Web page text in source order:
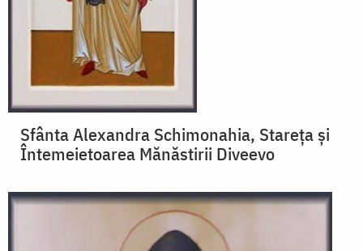
Sfânta Alexandra Schimonahia, Stareța și
Întemeietoarea Mănăstirii Diveevo